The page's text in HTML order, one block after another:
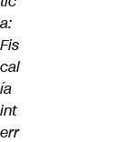
a:
Fis
cal
ía
int
err